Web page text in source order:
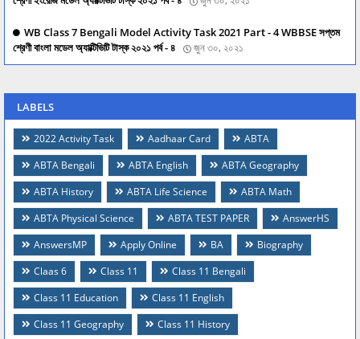
WB Class 7 Bengali Model Activity Task 2021 Part - 4 WBBSE সপ্তম
শ্রেণী বাংলা মডেল অ্যাক্টিভিটি টাস্ক ২০২১ পর্ব - ৪
জুন ৩০, ২০২১
LABELS
2022 Activity Task Aadhaar Card
ABTA
ABTA Bengali
ABTA English
ABTA Geography
ABTA History
ABTA Life Science
ABTA Math
ABTA Physical Science
ABTA TEST PAPER
AnswerHS
AnswersMP
Apply Online BA
Biography
Claas 6
Class 11
Class 11 Bengali
Class 11 Education
Class 11 English
Class 11 Geography
Class 11 History